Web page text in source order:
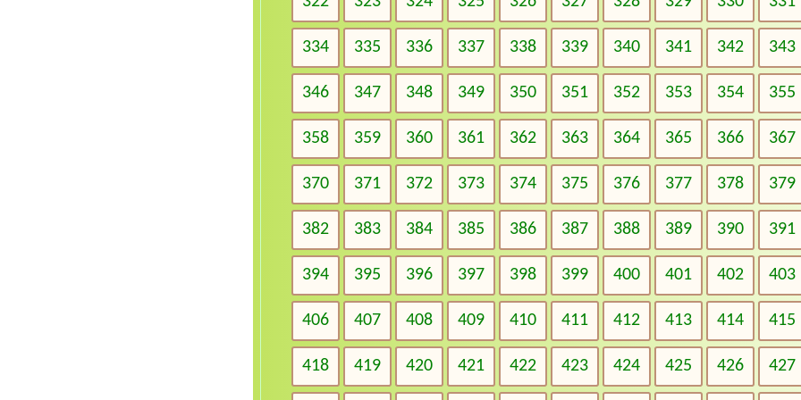
334 335 336 337 338 339 340 341 342 343
346 347 348 349 350 351 352 353 354 355
358 359 360 361 362 363 364 365 366 367
370 371 372 373 374 375 376 377 378 379
382 383 384 385 386 387 388 389 390 391
394 395 396 397 398 399 400 401 402 403
406 407 408 409 410 411 412 413 414 415
418 419 420 421 422 423 424 425 426 427